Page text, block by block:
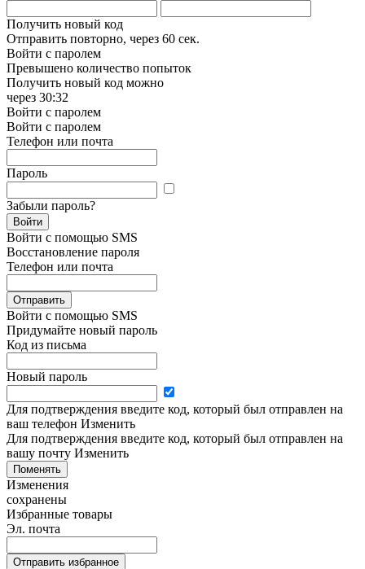
Получить новый код
Отправить повторно, через 60 сек.
Войти с паролем
Превышено количество попыток
Получить новый код можно
через 30:32
Войти с паролем
Войти с паролем
Телефон или почта
Пароль
Забыли пароль?
Войти
Войти с помощью SMS
Восстановление пароля
Телефон или почта
Отправить
Войти с помощью SMS
Придумайте новый пароль
Код из письма
Новый пароль
Для подтверждения введите код, который был отправлен на
ваш телефон Изменить
Для подтверждения введите код, который был отправлен на
вашу почту Изменить
Поменять
Изменения
сохранены
Избранные товары
Эл. почта
Отправить избранное